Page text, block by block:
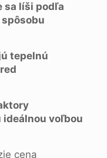
sa líši podľa
tepelnú
ideálnou voľbou